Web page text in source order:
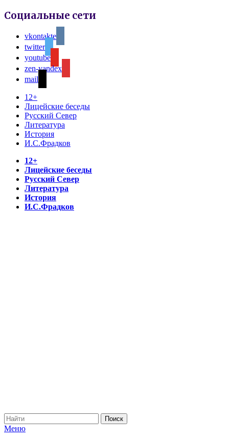
Социальные сети
vkontakte
twitter
youtube
zen-yandex
mail
12+
Лицейские беседы
Русский Север
Литература
История
И.С.Фрадков
12+
Лицейские беседы
Русский Север
Литература
История
И.С.Фрадков
Меню